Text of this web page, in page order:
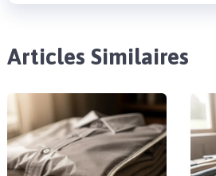
Articles Similaires